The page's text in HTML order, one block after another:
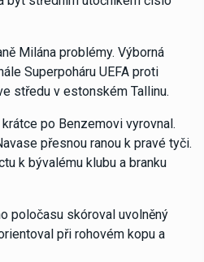
Milána problémy. Výborná
Superpoháru UEFA proti
středu v estonském Tallinu.
po Benzemovi vyrovnal.
přesnou ranou k pravé tyči.
k bývalému klubu a branku
poločasu skóroval uvolněný
při rohovém kopu a